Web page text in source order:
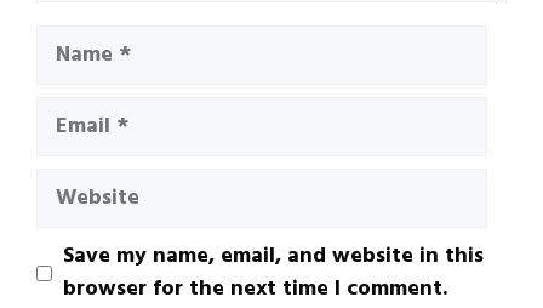
Name
Email
Website
Save my name, email, and website in this
browser for the next time I comment.